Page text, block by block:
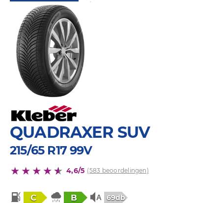
QUADRAXER SUV
215/65 R17 99V
4,6/5 (583 beoordelingen)
C B 69db